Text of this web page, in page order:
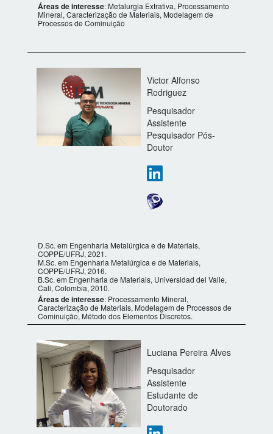
Áreas de interesse: Metalurgia Extrativa, Processamento
Mineral, Caracterização de Materiais, Modelagem de
Processos de Cominuição
Victor Alfonso
Rodriguez
Pesquisador
Assistente
Pesquisador Pós-
Doutor
D.Sc. em Engenharia Metalúrgica e de Materiais,
COPPE/UFRJ, 2021.
M.Sc. em Engenharia Metalúrgica e de Materiais,
COPPE/UFRJ, 2016.
B.Sc. em Engenharia de Materiais, Universidad del Valle,
Cali, Colombia, 2010.
Áreas de interesse: Processamento Mineral,
Caracterização de Materiais, Modelagem de Processos de
Cominuição, Método dos Elementos Discretos.
Luciana Pereira Alves
Pesquisador
Assistente
Estudante de
Doutorado